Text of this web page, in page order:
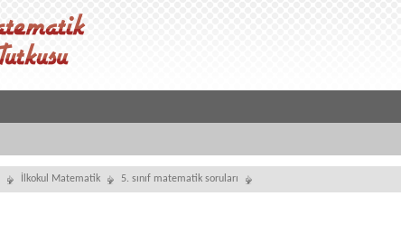
İlkokul Matematik 5. sınıf matematik soruları